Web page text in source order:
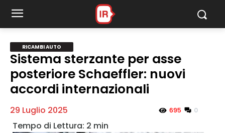
MY INFORICAMBI
Ricambi Auto
RICAMBI AUTO
Sistema sterzante per asse
posteriore Schaeffler: nuovi
accordi internazionali
29 Luglio 2025 695 0